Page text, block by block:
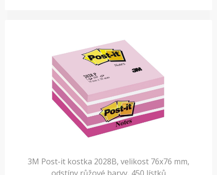
3M Post-it kostka 2028B, velikost 76x76 mm,